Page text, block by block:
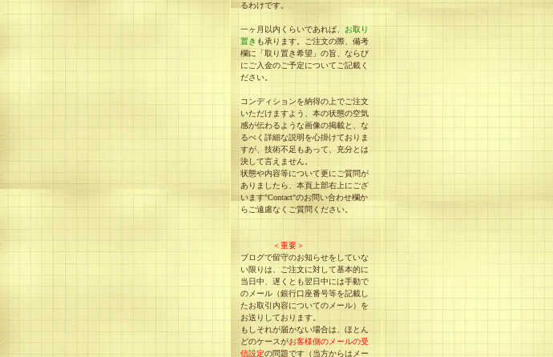
るわけです。
一ヶ月以内くらいであれば、 お取り
置き も承ります。ご注文の際、備考
欄に「取り置き希望」の旨、ならび
にご入金のご予定についてご記載く
ださい。
コンディションを納得の上でご注文
いただけますよう、本の状態の空気
感が伝わるような画像の掲載と、な
るべく詳細な説明を心掛けておりま
すが、技術不足もあって、充分とは
決して言えません。
状態や内容等について更にご質問が
ありましたら、本頁上部右上にござ
います"Contact"のお問い合わせ欄か
らご遠慮なくご質問ください。
＜重要＞
ブログで留守のお知らせをしていな
い限りは、ご注文に対して基本的に
当日中、遅くとも翌日中には手動で
のメール（銀行口座番号等を記載し
たお取引内容についてのメール）を
お送りしております。
もしそれが届かない場合は、ほとん
どのケースがお客様側のメールの受
信設定の問題です（当方からはメー